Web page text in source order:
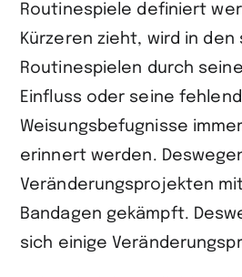
Routinespiele definiert
Kürzeren zieht, wird in
Routinespielen durch
Einfluss oder seine
Weisungsbefugnisse
erinnert werden.
Veränderungsprojekten
Bandagen gekämpft.
sich einige